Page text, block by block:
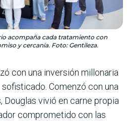
acompaña cada tratamiento con
y cercanía. Foto: Gentileza.
con una inversión millonaria
Comenzó con una
Douglas vivió en carne propia
comprometido con las